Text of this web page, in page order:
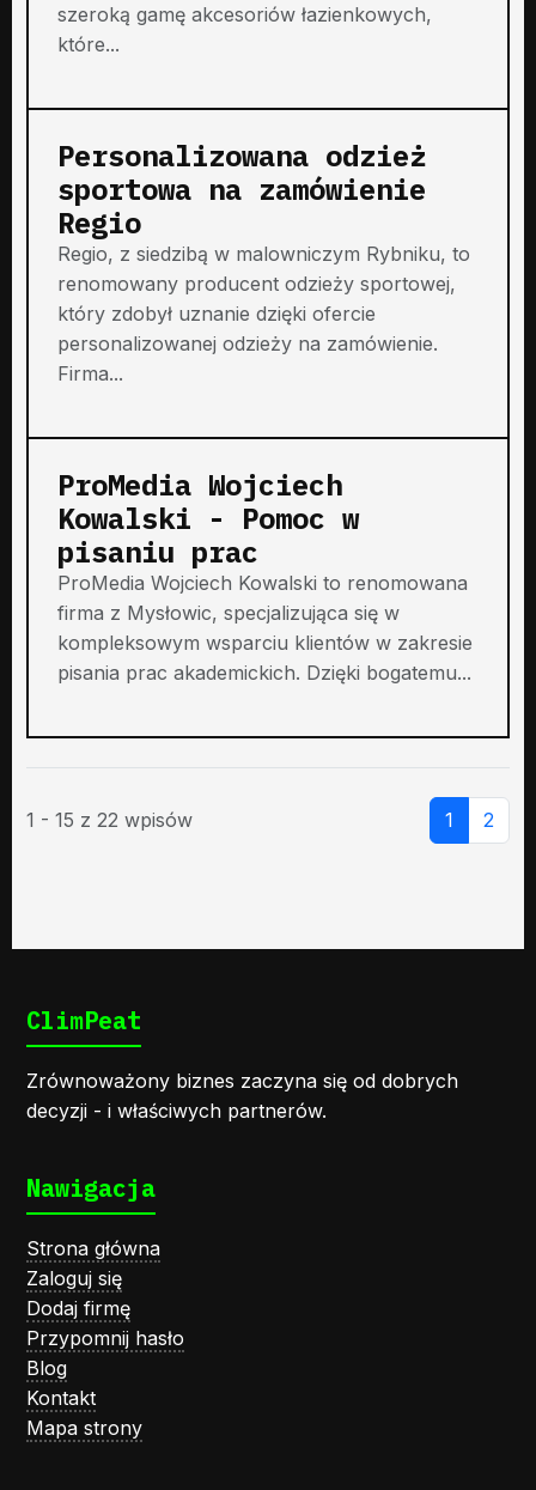
szeroką gamę akcesoriów łazienkowych,
które...
Personalizowana odzież
sportowa na zamówienie
Regio
Regio, z siedzibą w malowniczym Rybniku, to
renomowany producent odzieży sportowej,
który zdobył uznanie dzięki ofercie
personalizowanej odzieży na zamówienie.
Firma...
ProMedia Wojciech
Kowalski - Pomoc w
pisaniu prac
ProMedia Wojciech Kowalski to renomowana
firma z Mysłowic, specjalizująca się w
kompleksowym wsparciu klientów w zakresie
pisania prac akademickich. Dzięki bogatemu...
1 - 15 z 22 wpisów 1 2
ClimPeat
Zrównoważony biznes zaczyna się od dobrych
decyzji - i właściwych partnerów.
Nawigacja
Strona główna
Zaloguj się
Dodaj firmę
Przypomnij hasło
Blog
Kontakt
Mapa strony